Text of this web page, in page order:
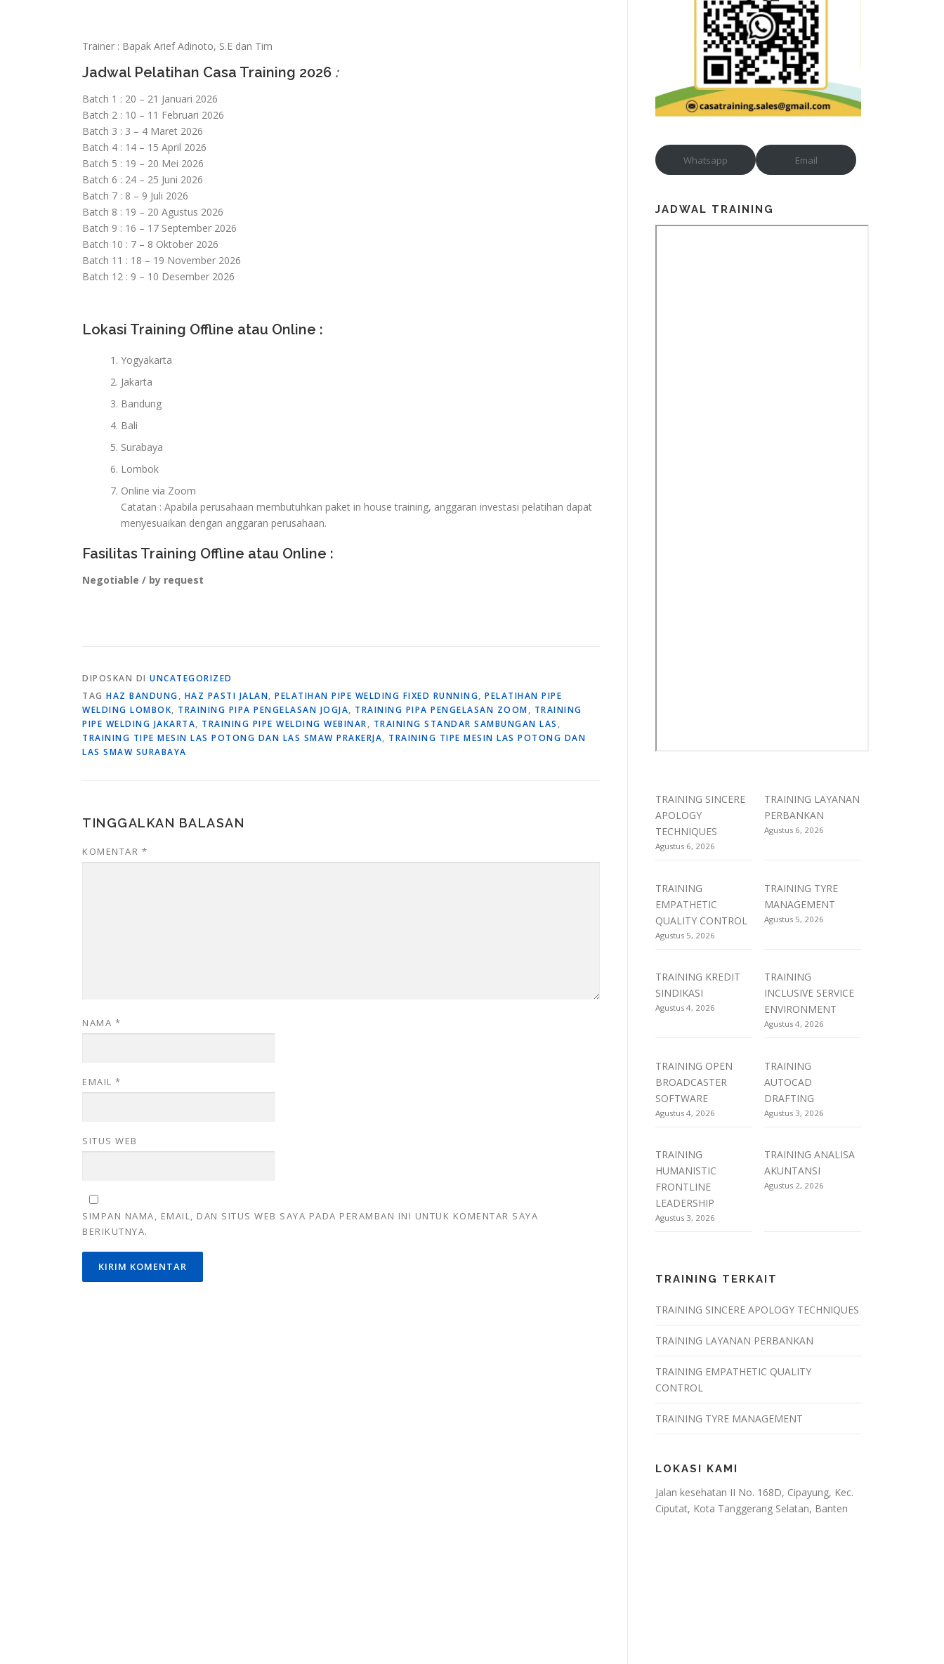
Trainer : Bapak Arief Adinoto, S.E dan Tim
Jadwal Pelatihan Casa Training 2026 :
Batch 1 : 20 – 21 Januari 2026
Batch 2 : 10 – 11 Februari 2026
Batch 3 : 3 – 4 Maret 2026
Batch 4 : 14 – 15 April 2026
Batch 5 : 19 – 20 Mei 2026
Batch 6 : 24 – 25 Juni 2026
Batch 7 : 8 – 9 Juli 2026
Batch 8 : 19 – 20 Agustus 2026
Batch 9 : 16 – 17 September 2026
Batch 10 : 7 – 8 Oktober 2026
Batch 11 : 18 – 19 November 2026
Batch 12 : 9 – 10 Desember 2026
Lokasi Training Offline atau Online :
Yogyakarta
Jakarta
Bandung
Bali
Surabaya
Lombok
Online via Zoom
Catatan : Apabila perusahaan membutuhkan paket in house training, anggaran investasi pelatihan dapat
menyesuaikan dengan anggaran perusahaan.
Fasilitas Training Offline atau Online :
Negotiable / by request
DIPOSKAN DI UNCATEGORIZED
TAG HAZ BANDUNG, HAZ PASTI JALAN, PELATIHAN PIPE WELDING FIXED RUNNING, PELATIHAN PIPE
WELDING LOMBOK, TRAINING PIPA PENGELASAN JOGJA, TRAINING PIPA PENGELASAN ZOOM, TRAINING
PIPE WELDING JAKARTA, TRAINING PIPE WELDING WEBINAR, TRAINING STANDAR SAMBUNGAN LAS ,
TRAINING TIPE MESIN LAS POTONG DAN LAS SMAW PRAKERJA, TRAINING TIPE MESIN LAS POTONG DAN
LAS SMAW SURABAYA
TINGGALKAN BALASAN
KOMENTAR *
NAMA *
EMAIL *
SITUS WEB
SIMPAN NAMA, EMAIL, DAN SITUS WEB SAYA PADA PERAMBAN INI UNTUK KOMENTAR SAYA
BERIKUTNYA.
Whatsapp Email
JADWAL TRAINING
TRAINING SINCERE
APOLOGY
TECHNIQUES
Agustus 6, 2026
TRAINING LAYANAN
PERBANKAN
Agustus 6, 2026
TRAINING
EMPATHETIC
QUALITY CONTROL
Agustus 5, 2026
TRAINING TYRE
MANAGEMENT
Agustus 5, 2026
TRAINING KREDIT
SINDIKASI
Agustus 4, 2026
TRAINING
INCLUSIVE SERVICE
ENVIRONMENT
Agustus 4, 2026
TRAINING OPEN
BROADCASTER
SOFTWARE
Agustus 4, 2026
TRAINING
AUTOCAD
DRAFTING
Agustus 3, 2026
TRAINING
HUMANISTIC
FRONTLINE
LEADERSHIP
Agustus 3, 2026
TRAINING ANALISA
AKUNTANSI
Agustus 2, 2026
TRAINING TERKAIT
TRAINING SINCERE APOLOGY TECHNIQUES
TRAINING LAYANAN PERBANKAN
TRAINING EMPATHETIC QUALITY
CONTROL
TRAINING TYRE MANAGEMENT
LOKASI KAMI
Jalan kesehatan II No. 168D, Cipayung, Kec.
Ciputat, Kota Tanggerang Selatan, Banten